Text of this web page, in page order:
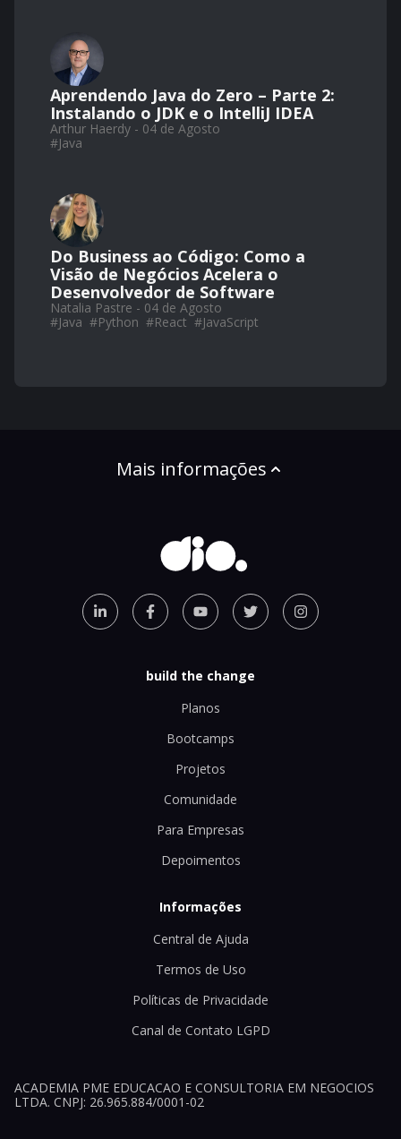
Aprendendo Java do Zero – Parte 2:
Instalando o JDK e o IntelliJ IDEA
Arthur Haerdy - 04 de Agosto
#Java
Do Business ao Código: Como a
Visão de Negócios Acelera o
Desenvolvedor de Software
Natalia Pastre - 04 de Agosto
#Java #Python #React #JavaScript
Mais informações
build the change
Planos
Bootcamps
Projetos
Comunidade
Para Empresas
Depoimentos
Informações
Central de Ajuda
Termos de Uso
Políticas de Privacidade
Canal de Contato LGPD
ACADEMIA PME EDUCACAO E CONSULTORIA EM NEGOCIOS
LTDA. CNPJ: 26.965.884/0001-02